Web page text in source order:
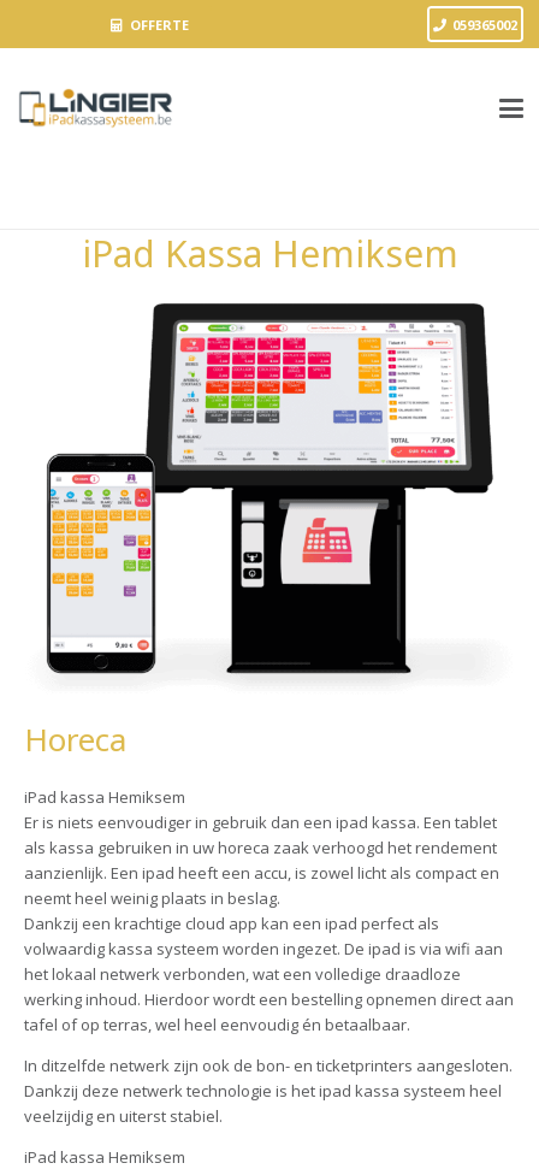
OFFERTE 059365002
iPad Kassa Hemiksem
Horeca
iPad kassa Hemiksem
Er is niets eenvoudiger in gebruik dan een ipad kassa. Een tablet
als kassa gebruiken in uw horeca zaak verhoogd het rendement
aanzienlijk. Een ipad heeft een accu, is zowel licht als compact en
neemt heel weinig plaats in beslag.
Dankzij een krachtige cloud app kan een ipad perfect als
volwaardig kassa systeem worden ingezet. De ipad is via wifi aan
het lokaal netwerk verbonden, wat een volledige draadloze
werking inhoud. Hierdoor wordt een bestelling opnemen direct aan
tafel of op terras, wel heel eenvoudig én betaalbaar.
In ditzelfde netwerk zijn ook de bon- en ticketprinters aangesloten.
Dankzij deze netwerk technologie is het ipad kassa systeem heel
veelzijdig en uiterst stabiel.
iPad kassa Hemiksem